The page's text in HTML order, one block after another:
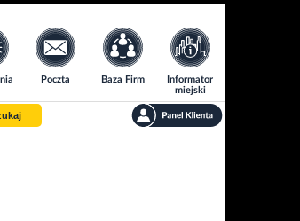
Poczta Baza Firm
Informator
miejski